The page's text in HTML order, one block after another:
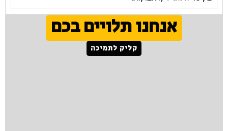
אנחנו תלויים בכם
קליק לתמיכה